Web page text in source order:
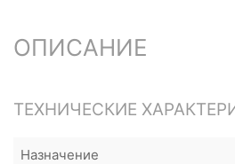
ОПИСАНИЕ
ТЕХНИЧЕСКИЕ
Назначение